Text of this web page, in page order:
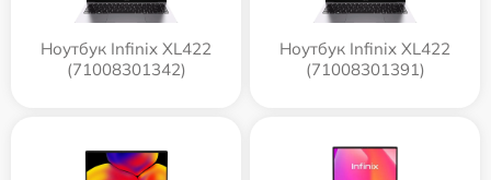
Ноутбук Infinix XL422
(71008301342)
Ноутбук Infinix XL422
(71008301391)